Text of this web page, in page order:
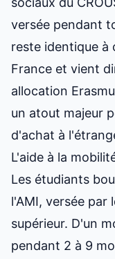
versée pendant
reste identique à
France et vient
allocation
un atout majeur
d'achat à
L'aide à la
Les étudiants
l'AMI, versée par
supérieur. D'un
pendant 2 à 9